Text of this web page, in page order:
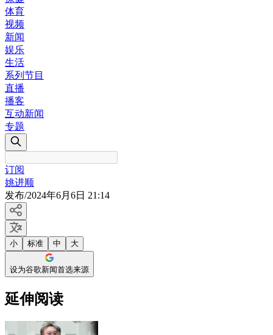
体育
视频
新闻
娱乐
生活
系列节目
直播
播客
互动新闻
专题
订阅
姚进顺
发布/2024年6月6日 21:14
小 标准 中 大
设为谷歌新闻首选来源
延伸阅读